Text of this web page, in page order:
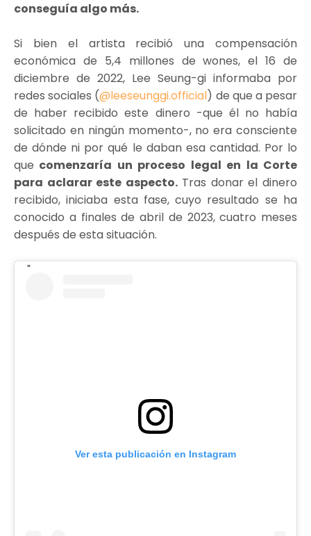
conseguía algo más.
Si bien el artista recibió una compensación
económica de 5,4 millones de wones, el 16 de
diciembre de 2022, Lee Seung-gi informaba por
redes sociales (@leeseunggi.official) de que a pesar
de haber recibido este dinero -que él no había
solicitado en ningún momento-, no era consciente
de dónde ni por qué le daban esa cantidad. Por lo
que comenzaría un proceso legal en la Corte
para aclarar este aspecto.Tras donar el dinero
recibido, iniciaba esta fase, cuyo resultado se ha
conocido a finales de abril de 2023, cuatro meses
después de esta situación.
Ver esta publicación en Instagram